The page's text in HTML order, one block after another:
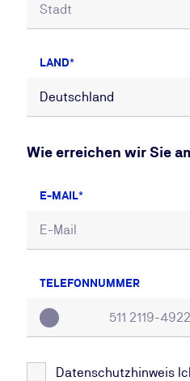
LAND
Wie erreichen wir Sie
E-MAIL
TELEFONNUMMER
Datenschutzhinweis